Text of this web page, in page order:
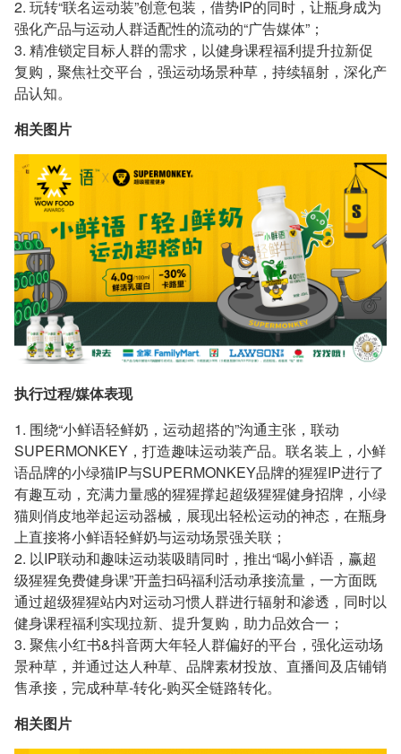
2. 玩转“联名运动装”创意包装，借势IP的同时，让瓶身成为
强化产品与运动人群适配性的流动的“广告媒体”；
3. 精准锁定目标人群的需求，以健身课程福利提升拉新促
复购，聚焦社交平台，强运动场景种草，持续辐射，深化产
品认知。
相关图片
执行过程/媒体表现
1. 围绕“小鲜语轻鲜奶，运动超搭的”沟通主张，联动
SUPERMONKEY，打造趣味运动装产品。联名装上，小鲜
语品牌的小绿猫IP与SUPERMONKEY品牌的猩猩IP进行了
有趣互动，充满力量感的猩猩撑起超级猩猩健身招牌，小绿
猫则俏皮地举起运动器械，展现出轻松运动的神态，在瓶身
上直接将小鲜语轻鲜奶与运动场景强关联；
2. 以IP联动和趣味运动装吸睛同时，推出“喝小鲜语，赢超
级猩猩免费健身课”开盖扫码福利活动承接流量，一方面既
通过超级猩猩站内对运动习惯人群进行辐射和渗透，同时以
健身课程福利实现拉新、提升复购，助力品效合一；
3. 聚焦小红书&抖音两大年轻人群偏好的平台，强化运动场
景种草，并通过达人种草、品牌素材投放、直播间及店铺销
售承接，完成种草-转化-购买全链路转化。
相关图片